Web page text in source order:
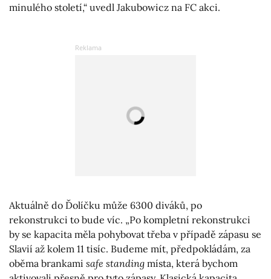
minulého století,“ uvedl Jakubowicz na FC akci.
Aktuálně do Ďolíčku může 6300 diváků, po
rekonstrukci to bude víc. „Po kompletní rekonstrukci
by se kapacita měla pohybovat třeba v případě zápasu se
Slavií až kolem 11 tisíc. Budeme mít, předpokládám, za
oběma brankami safe standing místa, která bychom